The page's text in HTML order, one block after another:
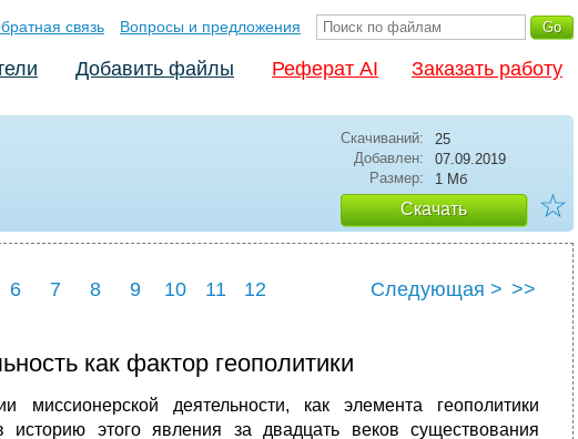
связь Вопросы и предложения
Добавить файлы Реферат AI Заказать работу
Скачиваний:
25
Добавлен:
07.09.2019
Размер:
1 Мб
Скачать ☆
6 7 8 9 10 11 12 Следующая > >>
как фактор геополитики
миссионерской деятельности, как элемента геополитики
этого явления за двадцать веков существования